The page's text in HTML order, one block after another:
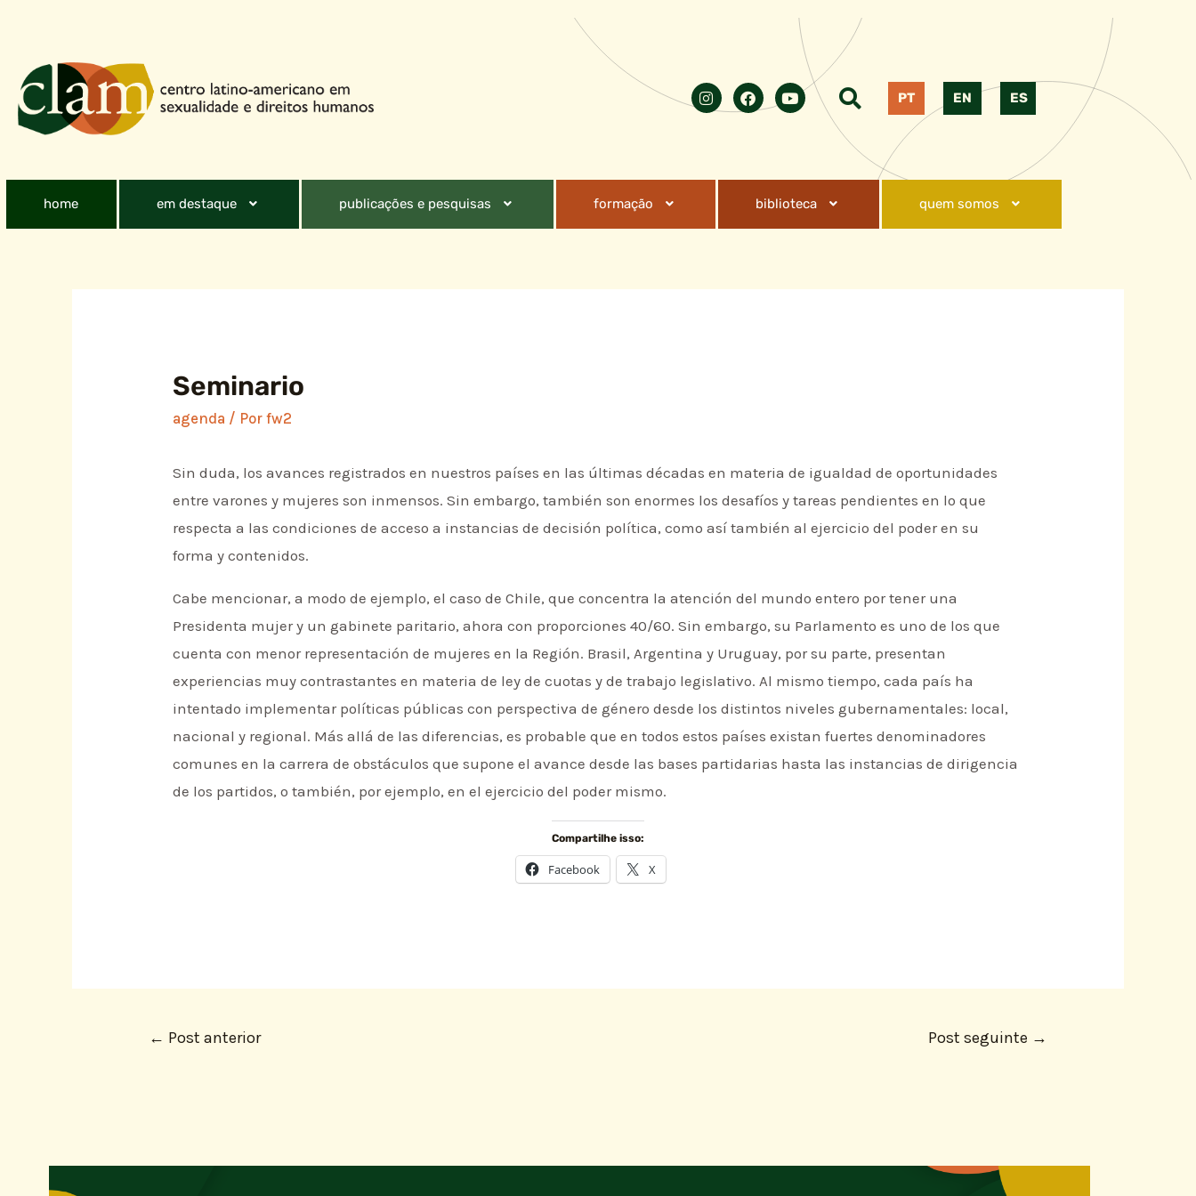
PT EN ES
home em destaque publicações e pesquisas formação biblioteca quem somos
Seminario
agenda / Porfw2
Sin duda, los avances registrados en nuestros países en las últimas décadas en materia de igualdad de oportunidades
entre varones y mujeres son inmensos. Sin embargo, también son enormes los desafíos y tareas pendientes en lo que
respecta a las condiciones de acceso a instancias de decisión política, como así también al ejercicio del poder en su
forma y contenidos.
Cabe mencionar, a modo de ejemplo, el caso de Chile, que concentra la atención del mundo entero por tener una
Presidenta mujer y un gabinete paritario, ahora con proporciones 40/60. Sin embargo, su Parlamento es uno de los que
cuenta con menor representación de mujeres en la Región. Brasil, Argentina y Uruguay, por su parte, presentan
experiencias muy contrastantes en materia de ley de cuotas y de trabajo legislativo. Al mismo tiempo, cada país ha
intentado implementar políticas públicas con perspectiva de género desde los distintos niveles gubernamentales: local,
nacional y regional. Más allá de las diferencias, es probable que en todos estos países existan fuertes denominadores
comunes en la carrera de obstáculos que supone el avance desde las bases partidarias hasta las instancias de dirigencia
de los partidos, o también, por ejemplo, en el ejercicio del poder mismo.
Compartilhe isso:
Facebook X
← Post anterior Post seguinte →